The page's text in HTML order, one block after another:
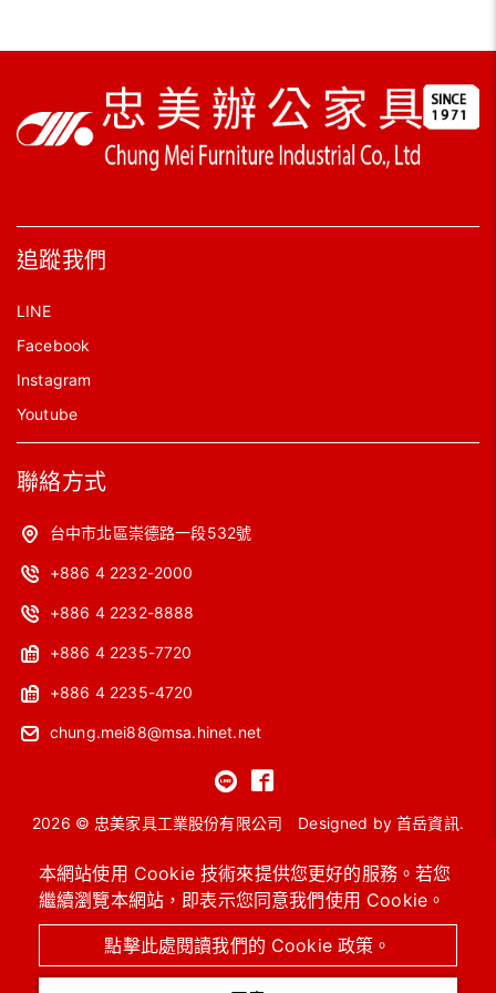
本網站使用 Cookie 技術來提供您更好的服務。若您
繼續瀏覽本網站，即表示您同意我們使用 Cookie。
點擊此處閱讀我們的 Cookie 政策。
追蹤我們
LINE
Facebook
Instagram
Youtube
聯絡方式
台中市北區崇德路一段532號
+886 4 2232-2000
+886 4 2232-8888
+886 4 2235-7720
+886 4 2235-4720
chung.mei88@msa.hinet.net
2026 © 忠美家具工業股份有限公司 Designed by首岳資訊.
OA主管桌 工作站 會議桌 洽談桌椅
高級沙發
系統櫥櫃 / 圖書館設備
進口保險箱
OA辦公椅 / 功能椅
辦公OA屏風 / 辦公隔間